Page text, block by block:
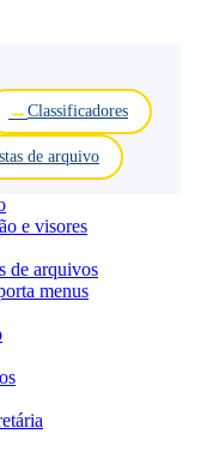
Classificadores
de arquivo
e visores
de arquivos
menus